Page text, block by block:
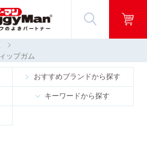
ップガム
おすすめブランドから探す
キーワードから探す